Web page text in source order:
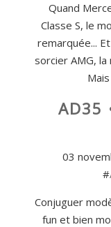
Quand
Classe S, le
remarquée...
sorcier AMG,
AD35
03
#
Conjuguer
fun et bien